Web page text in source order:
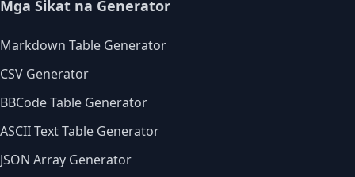
Mga Sikat na Generator
Markdown Table Generator
CSV Generator
BBCode Table Generator
ASCII Text Table Generator
JSON Array Generator